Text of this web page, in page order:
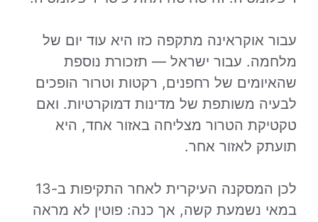
עבור אוקראינה מתקפה כזו היא עוד יום של
מלחמה. עבור ישראל — תזכורת נוספת
שהאיומים של רחפנים, רקטות וטרור הופכים
לבעיה משותפת של מדינות דמוקרטיות. ואם
טקטיקת הטרור מצליחה באזור אחד, היא
תועתק לאזור אחר.
לכן המסקנה העיקרית לאחר התקיפות ב-13
במאי נשמעת קשה, אך כנה: פוטין לא מראה